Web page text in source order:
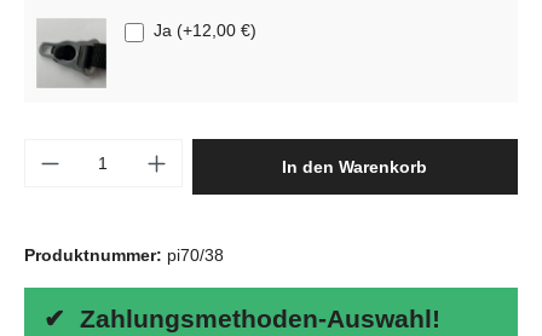
Ja (+12,00 €)
Produkt Anzahl: Gib den gewünschten
In den Warenkorb
Produktnummer: pi70/38
✔ Zahlungsmethoden-Auswahl!